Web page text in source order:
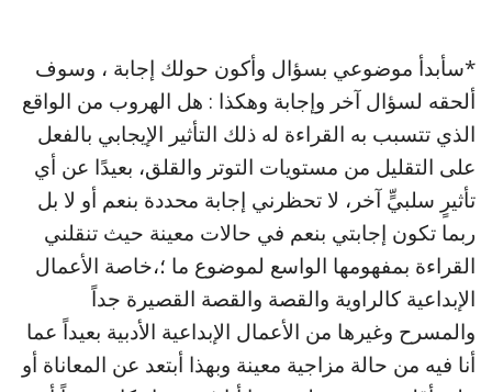
*سأبدأ موضوعي بسؤال وأكون حولك إجابة ، وسوف
ألحقه لسؤال آخر وإجابة وهكذا : هل الهروب من الواقع
الذي تتسبب به القراءة له ذلك التأثير الإيجابي بالفعل
على التقليل من مستويات التوتر والقلق، بعيدًا عن أي
تأثيرٍ سلبيٍّ آخر، لا تحظرني إجابة محددة بنعم أو لا بل
ربما تكون إجابتي بنعم في حالات معينة حيث تنقلني
القراءة بمفهومها الواسع لموضوع ما ؛،خاصة الأعمال
الإبداعية كالراوية والقصة والقصة القصيرة جداً
والمسرح وغيرها من الأعمال الإبداعية الأدبية بعيداً عما
أنا فيه من حالة مزاجية معينة وبهذا أبتعد عن المعاناة أو